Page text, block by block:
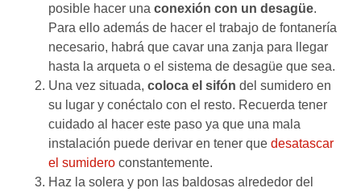
posible hacer una conexión con un desagüe.
Para ello además de hacer el trabajo de fontanería
necesario, habrá que cavar una zanja para llegar
hasta la arqueta o el sistema de desagüe que sea.
Una vez situada, coloca el sifón del sumidero en
su lugar y conéctalo con el resto. Recuerda tener
cuidado al hacer este paso ya que una mala
instalación puede derivar en tener que desatascar
el sumidero constantemente.
Haz la solera y pon las baldosas alrededor del